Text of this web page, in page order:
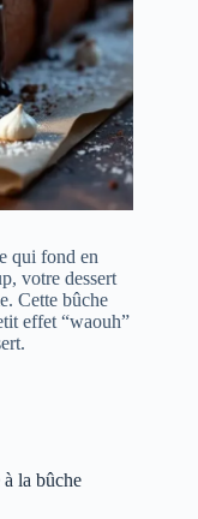
qui fond en
votre dessert
Cette bûche
effet “waouh”
la bûche